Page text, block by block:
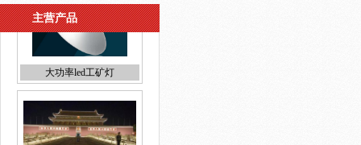
主营产品
户外照明工程效果设计